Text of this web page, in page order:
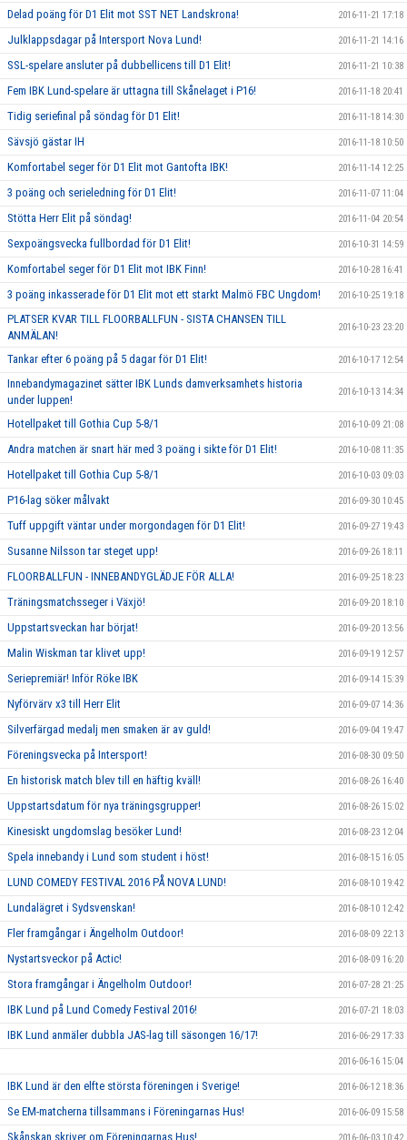
Delad poäng för D1 Elit mot SST NET Landskrona! 2016-11-21 17:18
Julklappsdagar på Intersport Nova Lund! 2016-11-21 14:16
SSL-spelare ansluter på dubbellicens till D1 Elit! 2016-11-21 10:38
Fem IBK Lund-spelare är uttagna till Skånelaget i P16! 2016-11-18 20:41
Tidig seriefinal på söndag för D1 Elit! 2016-11-18 14:30
Sävsjö gästar IH 2016-11-18 10:50
Komfortabel seger för D1 Elit mot Gantofta IBK! 2016-11-14 12:25
3 poäng och serieledning för D1 Elit! 2016-11-07 11:04
Stötta Herr Elit på söndag! 2016-11-04 20:54
Sexpoängsvecka fullbordad för D1 Elit! 2016-10-31 14:59
Komfortabel seger för D1 Elit mot IBK Finn! 2016-10-28 16:41
3 poäng inkasserade för D1 Elit mot ett starkt Malmö FBC Ungdom! 2016-10-25 19:18
PLATSER KVAR TILL FLOORBALLFUN - SISTA CHANSEN TILL
ANMÄLAN!
2016-10-23 23:20
Tankar efter 6 poäng på 5 dagar för D1 Elit! 2016-10-17 12:54
Innebandymagazinet sätter IBK Lunds damverksamhets historia
under luppen!
2016-10-13 14:34
Hotellpaket till Gothia Cup 5-8/1 2016-10-09 21:08
Andra matchen är snart här med 3 poäng i sikte för D1 Elit! 2016-10-08 11:35
Hotellpaket till Gothia Cup 5-8/1 2016-10-03 09:03
P16-lag söker målvakt 2016-09-30 10:45
Tuff uppgift väntar under morgondagen för D1 Elit! 2016-09-27 19:43
Susanne Nilsson tar steget upp! 2016-09-26 18:11
FLOORBALLFUN - INNEBANDYGLÄDJE FÖR ALLA! 2016-09-25 18:23
Träningsmatchsseger i Växjö! 2016-09-20 18:10
Uppstartsveckan har börjat! 2016-09-20 13:56
Malin Wiskman tar klivet upp! 2016-09-19 12:57
Seriepremiär! Inför Röke IBK 2016-09-14 15:39
Nyförvärv x3 till Herr Elit 2016-09-07 14:36
Silverfärgad medalj men smaken är av guld! 2016-09-04 19:47
Föreningsvecka på Intersport! 2016-08-30 09:50
En historisk match blev till en häftig kväll! 2016-08-26 16:40
Uppstartsdatum för nya träningsgrupper! 2016-08-26 15:02
Kinesiskt ungdomslag besöker Lund! 2016-08-23 12:04
Spela innebandy i Lund som student i höst! 2016-08-15 16:05
LUND COMEDY FESTIVAL 2016 PÅ NOVA LUND! 2016-08-10 19:42
Lundalägret i Sydsvenskan! 2016-08-10 12:42
Fler framgångar i Ängelholm Outdoor! 2016-08-09 22:13
Nystartsveckor på Actic! 2016-08-09 16:20
Stora framgångar i Ängelholm Outdoor! 2016-07-28 21:25
IBK Lund på Lund Comedy Festival 2016! 2016-07-21 18:03
IBK Lund anmäler dubbla JAS-lag till säsongen 16/17! 2016-06-29 17:33
2016-06-16 15:04
IBK Lund är den elfte största föreningen i Sverige! 2016-06-12 18:36
Se EM-matcherna tillsammans i Föreningarnas Hus! 2016-06-09 15:58
Skånskan skriver om Föreningarnas Hus!